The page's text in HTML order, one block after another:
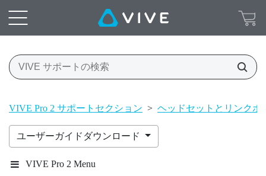
VIVE Pro 2 サポートセクション > ヘッドセットとリンクボ
ユーザーガイドダウンロード
VIVE Pro 2 Menu